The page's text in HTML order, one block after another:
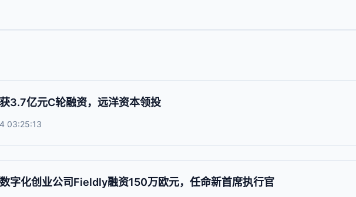
3.7亿元C轮融资，远洋资本领投
03:25:13
字化创业公司Fieldly融资150万欧元，任命新首席执行官